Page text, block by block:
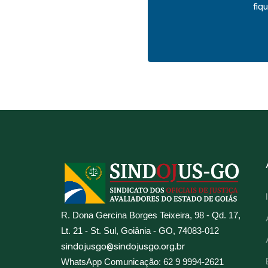
R. Dona Gercina Borges Teixeira, 98 - Qd. 17,
Lt. 21 - St. Sul, Goiânia - GO, 74083-012
sindojusgo@sindojusgo.org.br
WhatsApp Comunicação: 62 9 9994-2621